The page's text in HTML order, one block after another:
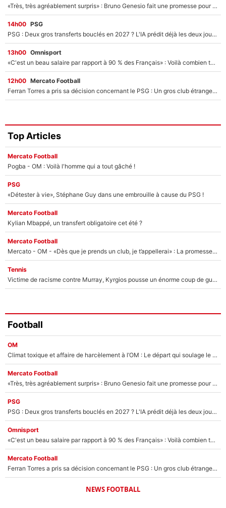
«Très, très agréablement surpris» : Bruno Genesio fait une promesse pour la suite du mercato de l’OM et rassure les supporters
14h00 PSG
PSG : Deux gros transferts bouclés en 2027 ? L'IA prédit déjà les deux joueurs qui pourraient rejoindre Luis Enrique !
13h00 Omnisport
«C'est un beau salaire par rapport à 90 % des Français» : Voilà combien touchait Nelson Monfort sur France Télévisions avant de rejoindre CNews
12h00 Mercato Football
Ferran Torres a pris sa décision concernant le PSG : Un gros club étranger prêt à relancer le feuilleton pour la signature du champion du monde 2026 !
Top Articles
Mercato Football
Pogba - OM : Voilà l'homme qui a tout gâché !
PSG
«Détester à vie», Stéphane Guy dans une embrouille à cause du PSG !
Mercato Football
Kylian Mbappé, un transfert obligatoire cet été ?
Mercato Football
Mercato - OM - «Dès que je prends un club, je t’appellerai» : La promesse de Marcelino au moment de claquer la porte
Tennis
Victime de racisme contre Murray, Kyrgios pousse un énorme coup de gueule !
Football
OM
Climat toxique et affaire de harcèlement à l’OM : Le départ qui soulage le vestiaire de Bruno Genesio
Mercato Football
«Très, très agréablement surpris» : Bruno Genesio fait une promesse pour la suite du mercato de l’OM et rassure les supporters
PSG
PSG : Deux gros transferts bouclés en 2027 ? L'IA prédit déjà les deux joueurs qui pourraient rejoindre Luis Enrique !
Omnisport
«C'est un beau salaire par rapport à 90 % des Français» : Voilà combien touchait Nelson Monfort sur France Télévisions avant de rejoindre CNews
Mercato Football
Ferran Torres a pris sa décision concernant le PSG : Un gros club étranger prêt à relancer le feuilleton pour la signature du champion du monde 2026 !
NEWS FOOTBALL